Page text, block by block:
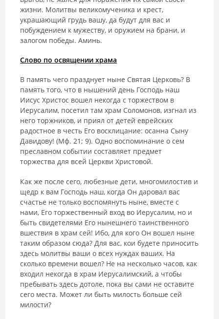
жизни. Молитвы великомученика и крест,
украшающий грудь вашу, да будут для вас и
побуждением к мужеству, и оружием на брани, и
залогом победы. Аминь.
Слово по освящении храма
В память чего празднует ныне Святая Церковь? В
память того, что в нышений день Господь наш
Иисус Христос вошел некогда с торжеством в
Иерусалим, посетил там храм Соломонов, изгнал из
него торжников, и приял от детей еврейских
радостное в честь Его восклицание: осанна Сыну
Давидову! (Мф. 21; 9). Одно воспоминание о сем
преславном собы­тии составляет предмет
торжества для всей Церкви Христовой.
Как же после сего, любезные дети, многомилостив и
щедр к вам Гос­подь наш, когда Он даровал вас
счастье не только воспомянуть ныне, вместе с
нами, Его торжественный вход во Иерусалим, но и
быть свиде­телями Его нынешнего таинственного
вшествия в храм сей! Ибо, для кого Он вошел ныне
таким образом сюда? Для вас, кои будете приносить
здесь молитвы ваши о всех нуждах ваших. На
сколько времени вошел? Не на несколько часов, как
входил некогда в храм Иерусалимский, а чтобы
пре­бывать здесь дотоле, пока вы сами не оставите
сего места. Может ли быть милость больше сей
милости?